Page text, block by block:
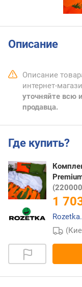
Описание
Описание
интернет-
уточняйте всю
продавца.
Где купить?
1